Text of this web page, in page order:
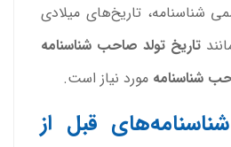
شناسنامه، تاریخ‌های میلادی
تاریخ تولد صاحب شناسنامه
شناسنامه مورد نیاز است.
قبل از